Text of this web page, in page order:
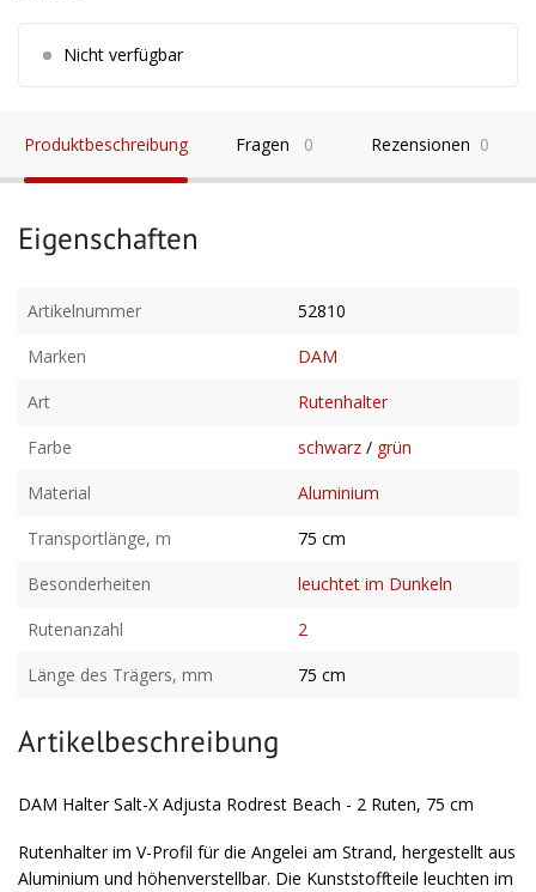
Nicht verfügbar
Produktbeschreibung Fragen 0 Rezensionen 0
Eigenschaften
Artikelnummer
52810
Marken
DAM
Art
Rutenhalter
Farbe
schwarz / grün
Material
Aluminium
Transportlänge, m
75 cm
Besonderheiten
leuchtet im Dunkeln
Rutenanzahl
2
Länge des Trägers, mm
75 cm
Artikelbeschreibung
DAM Halter Salt-X Adjusta Rodrest Beach - 2 Ruten, 75 cm
Rutenhalter im V-Profil für die Angelei am Strand, hergestellt aus
Aluminium und höhenverstellbar. Die Kunststoffteile leuchten im